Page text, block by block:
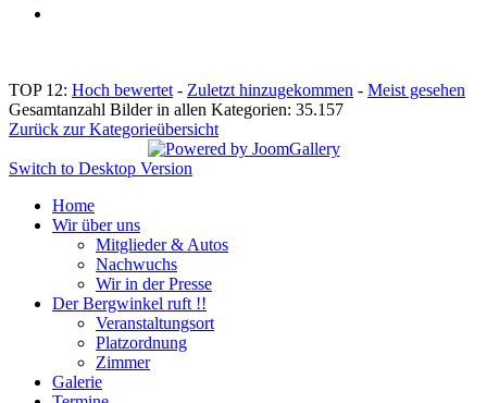
TOP 12: Hoch bewertet - Zuletzt hinzugekommen - Meist gesehen
Gesamtanzahl Bilder in allen Kategorien: 35.157
Zurück zur Kategorieübersicht
Switch to Desktop Version
Home
Wir über uns
Mitglieder & Autos
Nachwuchs
Wir in der Presse
Der Bergwinkel ruft !!
Veranstaltungsort
Platzordnung
Zimmer
Galerie